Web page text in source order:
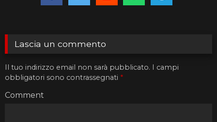
Lascia un commento
Il tuo indirizzo email non sarà pubblicato. I campi
obbligatori sono contrassegnati *
Comment